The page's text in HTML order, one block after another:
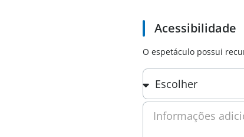
Acessibilidade
O espetáculo possui
Informações